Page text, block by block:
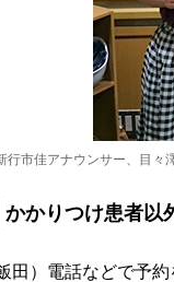
行市佳アナウンサー、目々
かかりつけ患者以
田）電話などで予約